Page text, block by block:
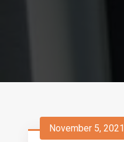
November 5, 2021